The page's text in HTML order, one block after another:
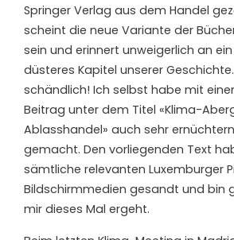
Springer Verlag aus dem Handel
scheint die neue Variante der
sein und erinnert unweigerlich an
düsteres Kapitel unserer
schändlich! Ich selbst habe mit
Beitrag unter dem Titel «Klima-
Ablasshandel» auch sehr
gemacht. Den vorliegenden Text
sämtliche relevanten Luxemburger
Bildschirmmedien gesandt und bin
mir dieses Mal ergeht.